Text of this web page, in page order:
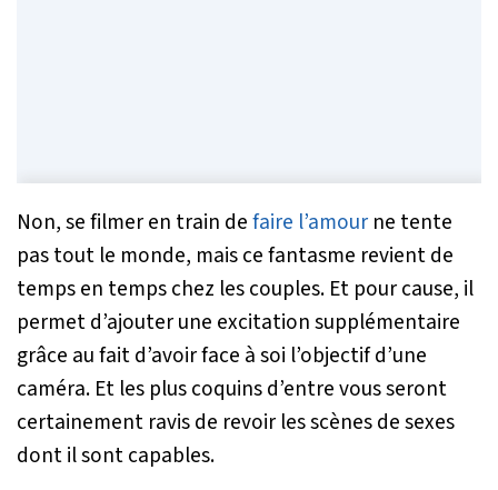
Non, se filmer en train defaire l’amour ne tente
pas tout le monde, mais ce fantasme revient de
temps en temps chez les couples. Et pour cause, il
permet d’ajouter une excitation supplémentaire
grâce au fait d’avoir face à soi l’objectif d’une
caméra. Et les plus coquins d’entre vous seront
certainement ravis de revoir les scènes de sexes
dont il sont capables.